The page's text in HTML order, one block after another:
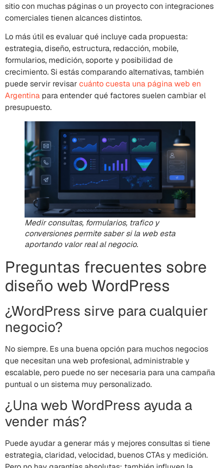
sitio con muchas páginas o un proyecto con integraciones
comerciales tienen alcances distintos.
Lo más útil es evaluar qué incluye cada propuesta:
estrategia, diseño, estructura, redacción, mobile,
formularios, medición, soporte y posibilidad de
crecimiento. Si estás comparando alternativas, también
puede servir revisarcuánto cuesta una página web en
Argentina para entender qué factores suelen cambiar el
presupuesto.
Medir consultas, formularios, trafico y
conversiones permite saber si la web esta
aportando valor real al negocio.
Preguntas frecuentes sobre
diseño web WordPress
¿WordPress sirve para cualquier
negocio?
No siempre. Es una buena opción para muchos negocios
que necesitan una web profesional, administrable y
escalable, pero puede no ser necesaria para una campaña
puntual o un sistema muy personalizado.
¿Una web WordPress ayuda a
vender más?
Puede ayudar a generar más y mejores consultas si tiene
estrategia, claridad, velocidad, buenos CTAs y medición.